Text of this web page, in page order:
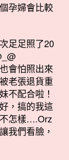
孕婦會比較
足足照了20
會怕照出來
老張退貨重
不配合啦！
，搞的我這
怎樣….Orz
我們看臉，